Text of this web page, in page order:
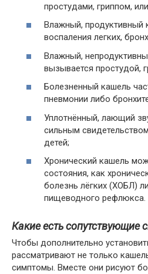
простудами, гриппом,
Влажный, продуктивный
воспаления легких,
Влажный,
вызывается простудой,
Болезненный кашель
пневмонии либо
Уплотнённый, лающий
сильным
детей;
Хронический кашель
состояния, как
болезнь лёгких (ХОБЛ)
пищеводного рефлюкса.
Какие есть
Чтобы дополнительно
рассматривают не только
симптомы. Вместе они рисуют